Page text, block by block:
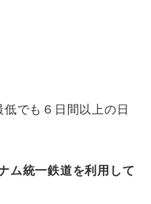
でも６日間以上の日
ム統一鉄道を利用して